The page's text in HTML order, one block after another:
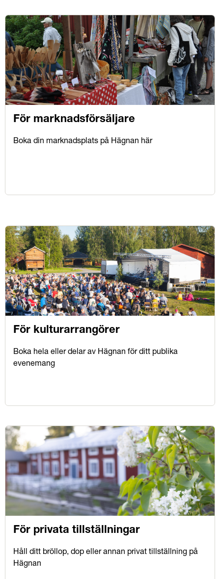
För marknadsförsäljare
Boka din marknadsplats på Hägnan här
För kulturarrangörer
Boka hela eller delar av Hägnan för ditt publika
evenemang
För privata tillställningar
Håll ditt bröllop, dop eller annan privat tillställning på
Hägnan